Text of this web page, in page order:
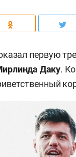
первую
Даку.